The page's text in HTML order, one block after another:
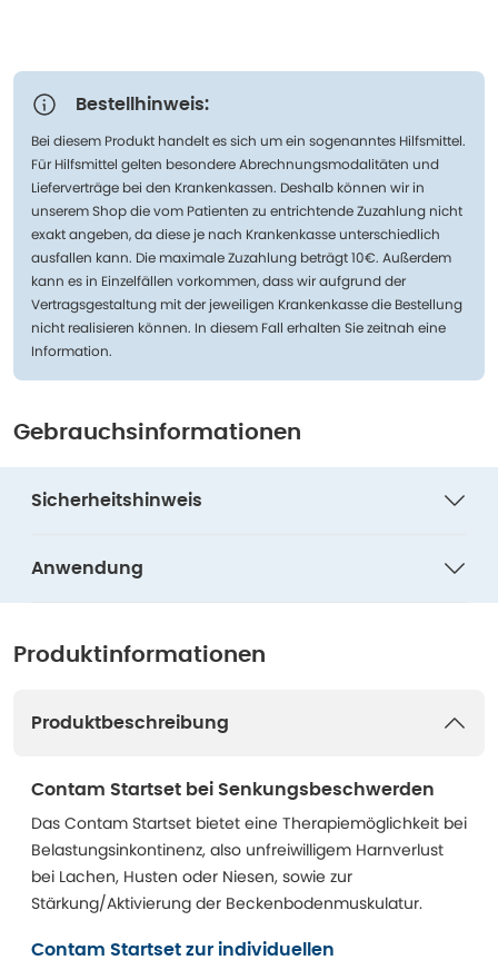
Bestellhinweis:
Bei diesem Produkt handelt es sich um ein sogenanntes Hilfsmittel.
Für Hilfsmittel gelten besondere Abrechnungsmodalitäten und
Lieferverträge bei den Krankenkassen. Deshalb können wir in
unserem Shop die vom Patienten zu entrichtende Zuzahlung nicht
exakt angeben, da diese je nach Krankenkasse unterschiedlich
ausfallen kann. Die maximale Zuzahlung beträgt 10€. Außerdem
kann es in Einzelfällen vorkommen, dass wir aufgrund der
Vertragsgestaltung mit der jeweiligen Krankenkasse die Bestellung
nicht realisieren können. In diesem Fall erhalten Sie zeitnah eine
Information.
Gebrauchsinformationen
Sicherheitshinweis
Anwendung
Produktinformationen
Produktbeschreibung
Contam Startset bei Senkungsbeschwerden
Das Contam Startset bietet eine Therapiemöglichkeit bei
Belastungsinkontinenz, also unfreiwilligem Harnverlust
bei Lachen, Husten oder Niesen, sowie zur
Stärkung/Aktivierung der Beckenbodenmuskulatur.
Contam Startset zur individuellen